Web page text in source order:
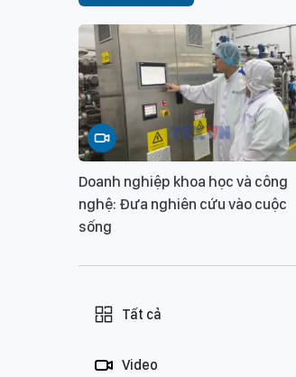
Doanh nghiệp khoa học và công
nghệ: Đưa nghiên cứu vào cuộc
sống
Tất cả
Video